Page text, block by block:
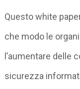
Questo white
che modo le
l’aumentare delle
sicurezza